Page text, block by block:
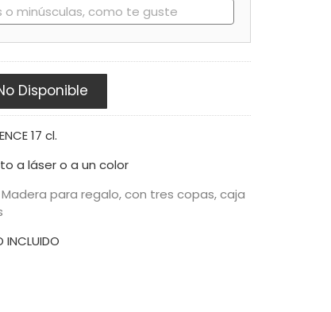
Disponible
17 cl.
a láser o a un color
para regalo, con tres copas, caja
INCLUIDO